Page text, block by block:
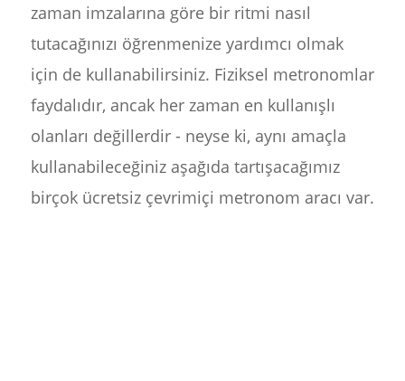
zaman imzalarına göre bir ritmi nasıl
tutacağınızı öğrenmenize yardımcı olmak
için de kullanabilirsiniz. Fiziksel metronomlar
faydalıdır, ancak her zaman en kullanışlı
olanları değillerdir - neyse ki, aynı amaçla
kullanabileceğiniz aşağıda tartışacağımız
birçok ücretsiz çevrimiçi metronom aracı var.